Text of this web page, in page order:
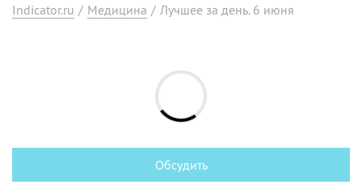
Indicator.ru / Медицина / Лучшее за день. 6 июня
Обсудить